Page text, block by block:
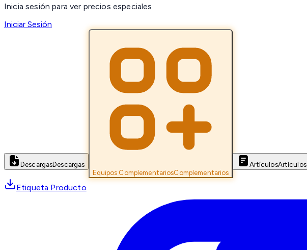
Inicia sesión para ver precios especiales
Iniciar Sesión
DescargasDescargas
Equipos ComplementariosComplementarios
ArtículosArtículos
Etiqueta Producto